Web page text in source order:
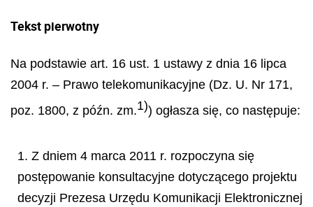
Tekst pierwotny
Na podstawie art. 16 ust. 1 ustawy z dnia 16 lipca
2004 r. – Prawo telekomunikacyjne (Dz. U. Nr 171,
poz. 1800, z późn. zm.1)) ogłasza się, co następuje:
1. Z dniem 4 marca 2011 r. rozpoczyna się
postępowanie konsultacyjne dotyczącego projektu
decyzji Prezesa Urzędu Komunikacji Elektronicznej